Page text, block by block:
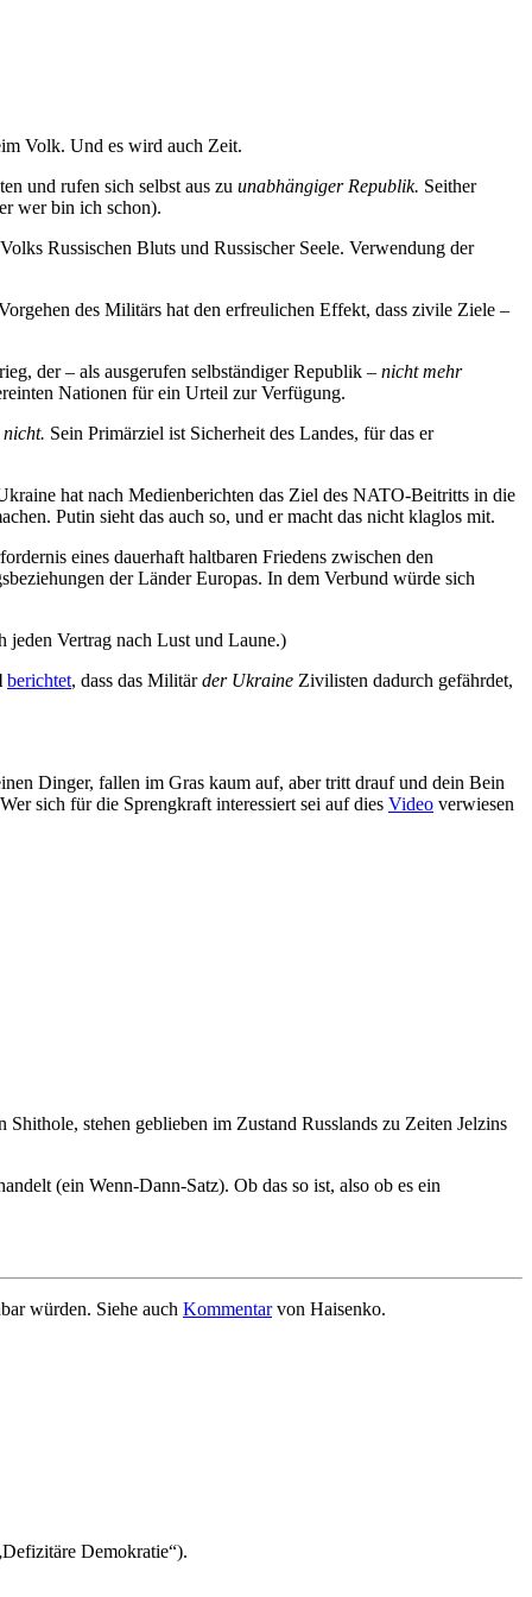
Volk. Und es wird auch Zeit.
und rufen sich selbst aus zu unabhängiger Republik. Seither
wer bin ich schon).
Russischen Bluts und Russischer Seele. Verwendung der
des Militärs hat den erfreulichen Effekt, dass zivile Ziele –
der – als ausgerufen selbständiger Republik – nicht mehr
Nationen für ein Urteil zur Verfügung.
Sein Primärziel ist Sicherheit des Landes, für das er
hat nach Medienberichten das Ziel des NATO-Beitritts in die
Putin sieht das auch so, und er macht das nicht klaglos mit.
eines dauerhaft haltbaren Friedens zwischen den
der Länder Europas. In dem Verbund würde sich
jeden Vertrag nach Lust und Laune.)
berichtet, dass das Militärder Ukraine Zivilisten dadurch gefährdet,
Dinger, fallen im Gras kaum auf, aber tritt drauf und dein Bein
sich für die Sprengkraft interessiert sei auf dies Video verwiesen
stehen geblieben im Zustand Russlands zu Zeiten Jelzins
(ein Wenn-Dann-Satz). Ob das so ist, also ob es ein
würden. Siehe auch Kommentarvon Haisenko.
Demokratie“).